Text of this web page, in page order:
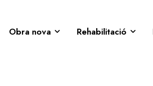
Obra nova Rehabilitació